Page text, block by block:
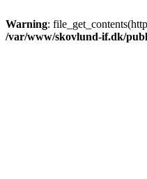
Warning:
/var/www/skovlund-if.dk/